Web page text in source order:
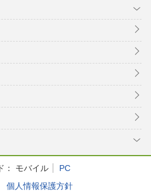
： モバイル
PC
個人情報保護方針